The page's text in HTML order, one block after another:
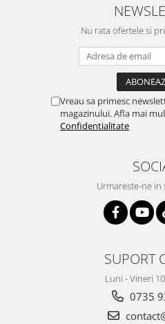
Nu rata ofertele si
Vreau sa primesc
magazinului. Afla mai
Confidentialitate
Urmareste-ne in
SUPORT
Luni - Vineri
0735